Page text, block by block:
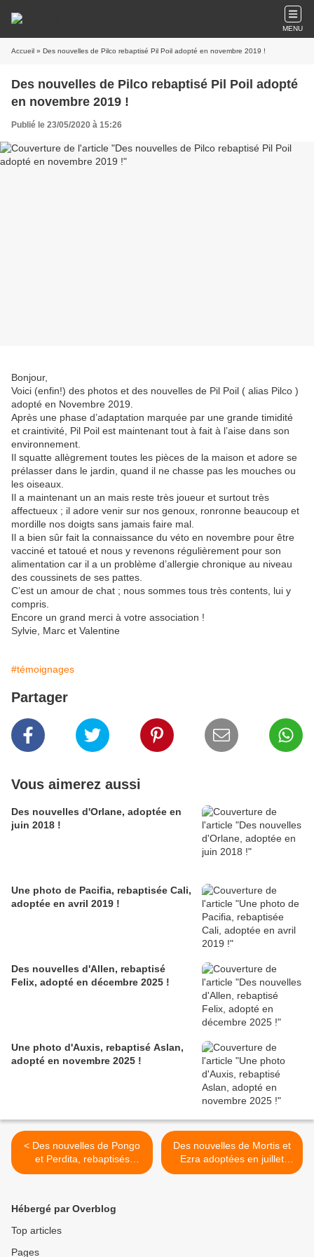
MENU
Accueil » Des nouvelles de Pilco rebaptisé Pil Poil adopté en novembre 2019 !
Des nouvelles de Pilco rebaptisé Pil Poil adopté
en novembre 2019 !
Publié le 23/05/2020 à 15:26
Bonjour,
Voici (enfin!) des photos et des nouvelles de Pil Poil ( alias Pilco )
adopté en Novembre 2019.
Après une phase d’adaptation marquée par une grande timidité
et craintivité, Pil Poil est maintenant tout à fait à l’aise dans son
environnement.
Il squatte allègrement toutes les pièces de la maison et adore se
prélasser dans le jardin, quand il ne chasse pas les mouches ou
les oiseaux.
Il a maintenant un an mais reste très joueur et surtout très
affectueux ; il adore venir sur nos genoux, ronronne beaucoup et
mordille nos doigts sans jamais faire mal.
Il a bien sûr fait la connaissance du véto en novembre pour être
vacciné et tatoué et nous y revenons régulièrement pour son
alimentation car il a un problème d’allergie chronique au niveau
des coussinets de ses pattes.
C’est un amour de chat ; nous sommes tous très contents, lui y
compris.
Encore un grand merci à votre association !
Sylvie, Marc et Valentine
#témoignages
Partager
Vous aimerez aussi
Des nouvelles d'Orlane, adoptée en
juin 2018 !
Une photo de Pacifia, rebaptisée Cali,
adoptée en avril 2019 !
Des nouvelles d'Allen, rebaptisé
Felix, adopté en décembre 2025 !
Une photo d'Auxis, rebaptisé Aslan,
adopté en novembre 2025 !
< Des nouvelles de Pongo
et Perdita, rebaptisés
Phénix et Pastel, adoptés
Des nouvelles de Mortis et
Ezra adoptées en juillet
2019 ! >
Hébergé par Overblog
Top articles
Pages